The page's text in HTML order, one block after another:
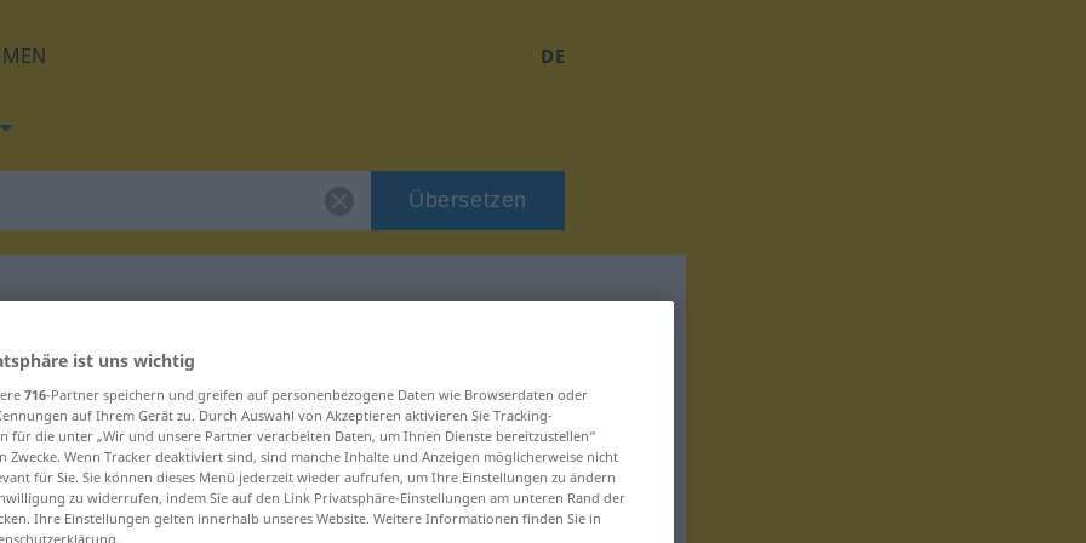
DE
Übersetzen
für "egzaktan"
ist uns wichtig
716-Partner speichern und greifen auf personenbezogene Daten wie Browserdaten oder
auf Ihrem Gerät zu. Durch Auswahl von Akzeptieren aktivieren Sie Tracking-
für die unter „Wir und unsere Partner verarbeiten Daten, um Ihnen Dienste bereitzustellen“
Zwecke. Wenn Tracker deaktiviert sind, sind manche Inhalte und Anzeigen möglicherweise nicht
für Sie. Sie können dieses Menü jederzeit wieder aufrufen, um Ihre Einstellungen zu ändern
zu widerrufen, indem Sie auf den Link Privatsphäre-Einstellungen am unteren Rand der
Ihre Einstellungen gelten innerhalb unseres Website. Weitere Informationen finden Sie in